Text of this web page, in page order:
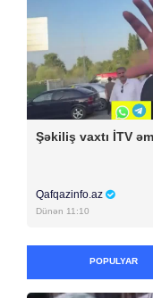
Şəkiliş vaxtı İTV
Qafqazinfo.az
Dünən 11:10
POPULYAR